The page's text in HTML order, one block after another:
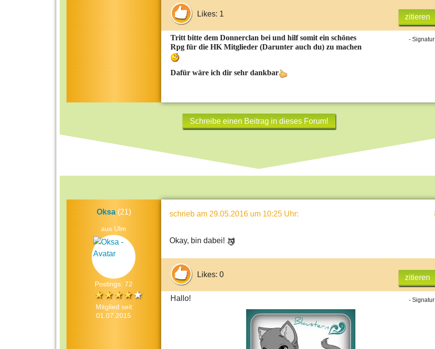
Likes: 1 zitieren
-
Tritt bitte dem Donnerclan bei und hilf somit ein schönes
Rpg für die HK Mitglieder (Darunter auch du) zu machen
Dafür wäre ich dir sehr dankbar
Schreibe einen Beitrag in dieses Forum!
Oksa(21)
aus Ulm
Postings: 72
Mitglied seit
01.07.2015
schrieb am 29.05.2016 um 10:25 Uhr:
Okay, bin dabei!
Likes: 0 zitieren
-
Hallo!